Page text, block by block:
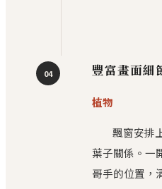
04 豐富畫面細
植物
飄窗安排
葉子關係。一
哥手的位置，